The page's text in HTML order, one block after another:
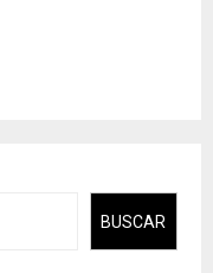
BUSCAR